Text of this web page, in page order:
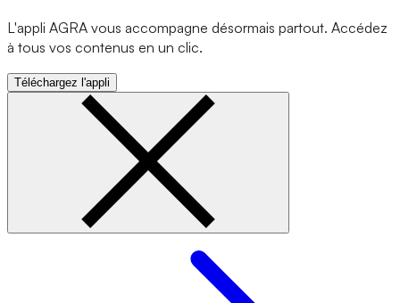
L'appli AGRA vous accompagne désormais partout. Accédez
à tous vos contenus en un clic.
Téléchargez l'appli